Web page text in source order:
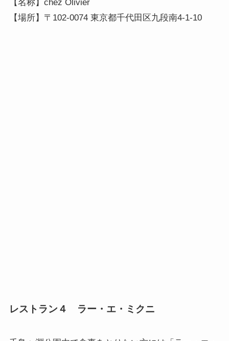
【名称】chez Olivier
【場所】〒102-0074 東京都千代田区九段南4-1-10
レストラン４ ラー・エ・ミクニ